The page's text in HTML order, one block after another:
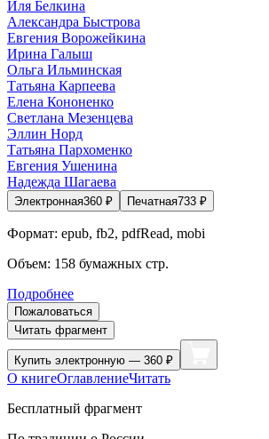
Иля Белкина
Александра Быстрова
Евгения Ворожейкина
Ирина Галыш
Ольга Ильминская
Татьяна Карпеева
Елена Кононенко
Светлана Мезенцева
Эллин Норд
Татьяна Пархоменко
Евгения Ушенина
Надежда Шагаева
Электронная360 ₽ Печатная733 ₽
Формат: epub, fb2, pdfRead, mobi
Объем: 158 бумажных стр.
Подробнее
Пожаловаться
Читать фрагмент
Купить электронную — 360 ₽
О книгеОглавлениеЧитать
Бесплатный фрагмент